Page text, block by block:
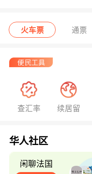
火车票 通票
查汇率 续居留
华人社区
闲聊法国